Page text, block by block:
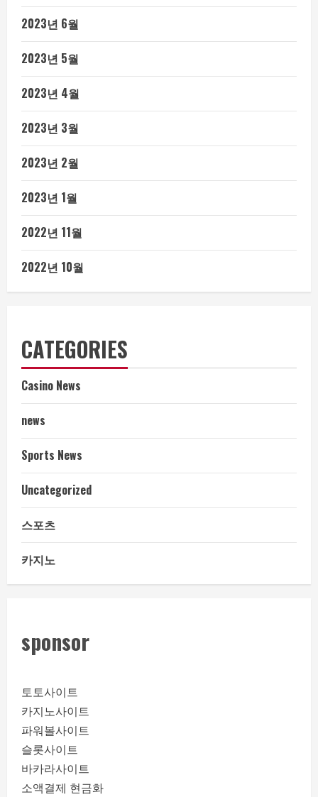
2023년 6월
2023년 5월
2023년 4월
2023년 3월
2023년 2월
2023년 1월
2022년 11월
2022년 10월
CATEGORIES
Casino News
news
Sports News
Uncategorized
스포츠
카지노
sponsor
토토사이트
카지노사이트
파워볼사이트
슬롯사이트
바카라사이트
소액결제 현금화